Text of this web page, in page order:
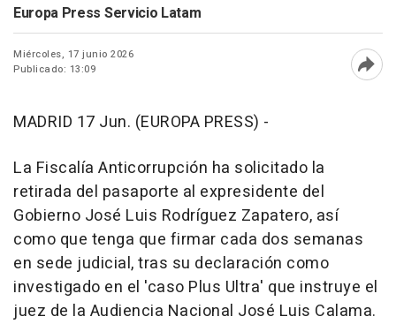
Europa Press Servicio Latam
Miércoles, 17 junio 2026
Publicado: 13:09
MADRID 17 Jun. (EUROPA PRESS) -
La Fiscalía Anticorrupción ha solicitado la
retirada del pasaporte al expresidente del
Gobierno José Luis Rodríguez Zapatero, así
como que tenga que firmar cada dos semanas
en sede judicial, tras su declaración como
investigado en el 'caso Plus Ultra' que instruye el
juez de la Audiencia Nacional José Luis Calama.